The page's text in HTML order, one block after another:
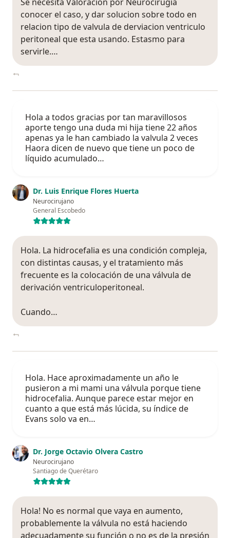
conocer el caso, y dar solucion sobre todo en
relacion tipo de valvula de derviacion ventriculo
peritoneal que esta usando. Estasmo para
servirle.…
Hola a todos gracias por tan maravillosos
aporte tengo una duda mi hija tiene 22 años
apenas ya le han cambiado la valvula 2 veces
Haora dicen de nuevo que tiene un poco de
líquido acumulado…
Dr. Luis Enrique Flores Huerta
Neurocirujano
General Escobedo
Hola. La hidrocefalia es una condición compleja,
con distintas causas, y el tratamiento más
frecuente es la colocación de una válvula de
derivación ventriculoperitoneal.
Cuando…
Hola. Hace aproximadamente un año le
pusieron a mi mami una válvula porque tiene
hidrocefalia. Aunque parece estar mejor en
cuanto a que está más lúcida, su índice de
Evans solo va en…
Dr. Jorge Octavio Olvera Castro
Neurocirujano
Santiago de Querétaro
Hola! No es normal que vaya en aumento,
probablemente la válvula no está haciendo
adecuadamente su función o no es de la presión